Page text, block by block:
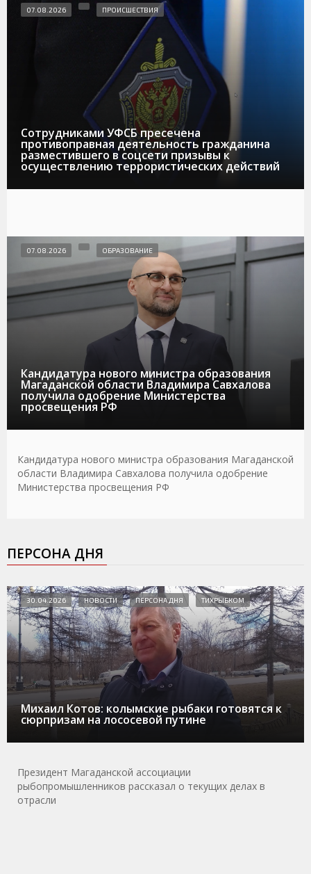
Сотрудниками УФСБ пресечена
противоправная деятельность гражданина
разместившего в соцсети призывы к
осуществлению террористических действий
07.08.2026 ПРОИСШЕСТВИЯ
Кандидатура нового министра образования
Магаданской области Владимира Савхалова
получила одобрение Министерства
просвещения РФ
07.08.2026 ОБРАЗОВАНИЕ
Кандидатура нового министра образования Магаданской
области Владимира Савхалова получила одобрение
Министерства просвещения РФ
ПЕРСОНА ДНЯ
Михаил Котов: колымские рыбаки готовятся к
сюрпризам на лососевой путине
30.04.2026 НОВОСТИ ПЕРСОНА ДНЯ ТИХРЫБКОМ
Президент Магаданской ассоциации
рыбопромышленников рассказал о текущих делах в
отрасли